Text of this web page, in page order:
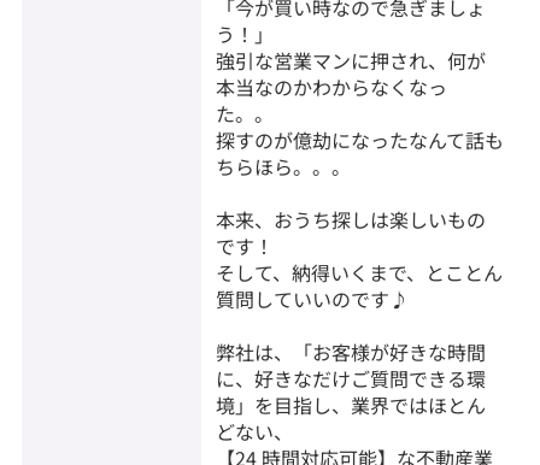
「今が買い時なので急ぎましょ
う！」
強引な営業マンに押され、何が
本当なのかわからなくなっ
た。。
探すのが億劫になったなんて話も
ちらほら。。。
本来、おうち探しは楽しいもの
です！
そして、納得いくまで、とことん
質問していいのです♪
弊社は、「お客様が好きな時間
に、好きなだけご質問できる環
境」を目指し、業界ではほとん
どない、
【24 時間対応可能】な不動産業